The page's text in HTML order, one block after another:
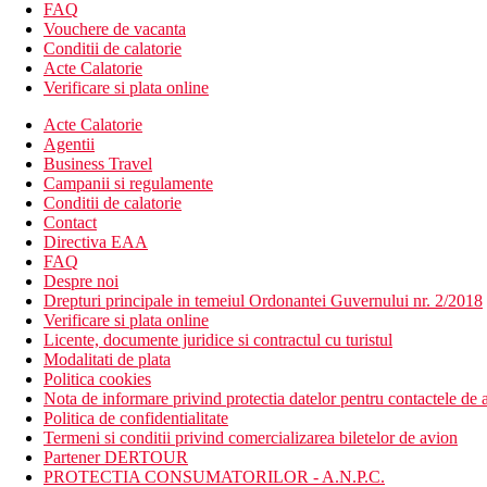
Contra cost:
Copii
Loc de joaca pentru copii, piscina pentru copii, patuturi gratuite
Site-ul web
http://www.hotel-koukounaria.com/index.php
Taxa turistica
Incepand cu 2025, in Grecia exista obligatia de a plati taxa
statiune in Grecia sunt (Aprilie – Octombrie): 10.00 €. Tarifele
Distanţe
18 km
Distanta de cel mai apropiat aeroport
250 m
Centrul orasului
400 m
Distanta pana la plaja
FAQ
Vouchere de vacanta
Conditii de calatorie
Acte Calatorie
Verificare si plata online
Acte Calatorie
Agentii
Business Travel
Campanii si regulamente
Conditii de calatorie
Contact
Directiva EAA
FAQ
Despre noi
Drepturi principale in temeiul Ordonantei Guvernului nr. 2/2018
Verificare si plata online
Licente, documente juridice si contractul cu turistul
Modalitati de plata
Politica cookies
Nota de informare privind protectia datelor pentru contactele de
Politica de confidentialitate
Termeni si conditii privind comercializarea biletelor de avion
Partener DERTOUR
PROTECTIA CONSUMATORILOR - A.N.P.C.